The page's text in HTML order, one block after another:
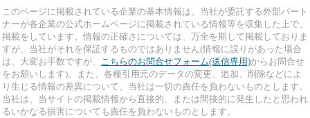
このページに掲載されている企業の基本情報は、当社が委託する外部パート
ナーが各企業の公式ホームページに掲載されている情報等を収集した上で、
掲載をしています。情報の正確さについては、万全を期して掲載しておりま
すが、当社がそれを保証するものではありません(情報に誤りがあった場合
は、大変お手数ですが、 こちらのお問合せフォーム(送信専用)からお問合せ
をお願いします)。また、各種引用元のデータの変更、追加、削除などによ
り生じる情報の差異について、当社は一切の責任を負わないものとします。
当社は、当サイトの掲載情報から直接的、または間接的に発生したと思われ
るいかなる損害についても責任を負わないものとします。